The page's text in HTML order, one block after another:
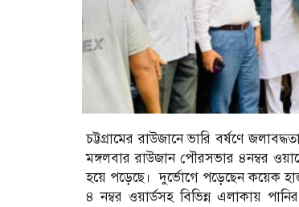
চট্টগ্রামের রাউজানে ভারি বর্ষণে
মঙ্গলবার রাউজান পৌরসভার ৪নম্বর
হয়ে পড়েছে। দুর্ভোগে পড়েছেন কয়েক
৪ নম্বর ওয়ার্ডসহ বিভিন্ন এলাকায়